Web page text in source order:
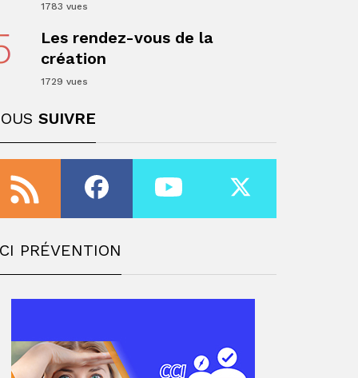
1783 vues
Les rendez-vous de la
création
1729 vues
SUIVRE
PRÉVENTION